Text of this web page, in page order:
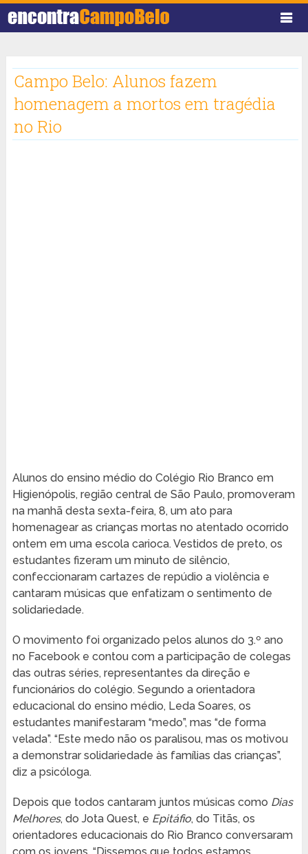
Campo Belo: Alunos fazem
homenagem a mortos em tragédia
no Rio
Alunos do ensino médio do Colégio Rio Branco em
Higienópolis, região central de São Paulo, promoveram
na manhã desta sexta-feira, 8, um ato para
homenagear as crianças mortas no atentado ocorrido
ontem em uma escola carioca. Vestidos de preto, os
estudantes fizeram um minuto de silêncio,
confeccionaram cartazes de repúdio a violência e
cantaram músicas que enfatizam o sentimento de
solidariedade.
O movimento foi organizado pelos alunos do 3.º ano
no Facebook e contou com a participação de colegas
das outras séries, representantes da direção e
funcionários do colégio. Segundo a orientadora
educacional do ensino médio, Leda Soares, os
estudantes manifestaram “medo”, mas “de forma
velada”. “Este medo não os paralisou, mas os motivou
a demonstrar solidariedade às famílias das crianças”,
diz a psicóloga.
Depois que todos cantaram juntos músicas como Dias
Melhores, do Jota Quest, e Epitáfio, do Titãs, os
orientadores educacionais do Rio Branco conversaram